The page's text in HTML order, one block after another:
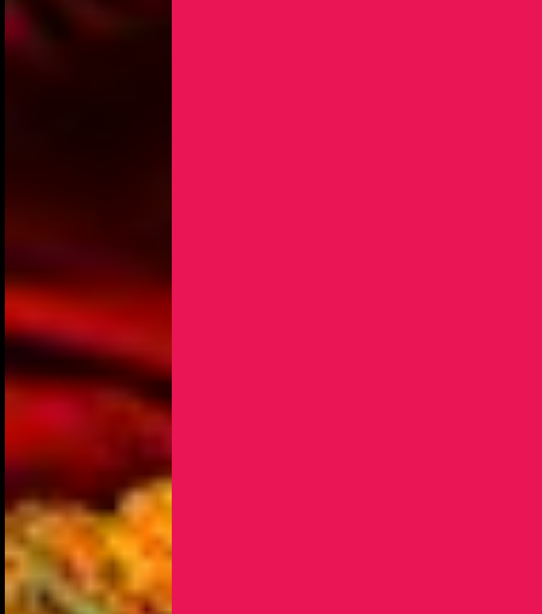
NOUS UTILISONS DES COOKIES
En poursuivant votre navigation sur le culturoscoPe site vous
votre disposition et renseigner les acteurs·trices culturel·le·s sur
l'intérêt porté à leurs événements.